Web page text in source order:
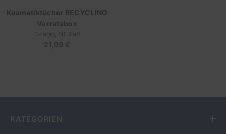
Kosmetiktücher RECYCLING
Vorratsbox
3-lagig, 60 Blatt
Regulärer
21,99 €
KATEGORIEN